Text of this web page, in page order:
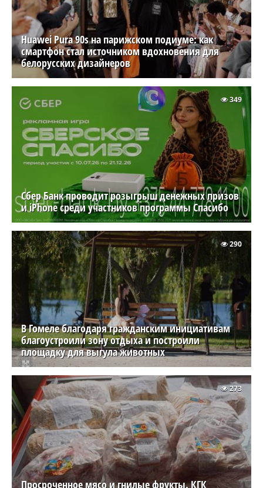
Huawei Pura 90s на парижском подиуме: как
смартфон стал источником вдохновения для
белорусских дизайнеров
Сбер Банк проводит розыгрыш денежных призов
и iPhone среди участников программы Спасибо
349
В Гомеле благодаря гражданским инициативам
благоустроили зону отдыха и построили
площадку для выгула животных
290
Просроченное мясо и гнилые фрукты. КГК
273